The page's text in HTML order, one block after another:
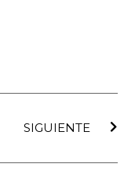
SIGUIENTE